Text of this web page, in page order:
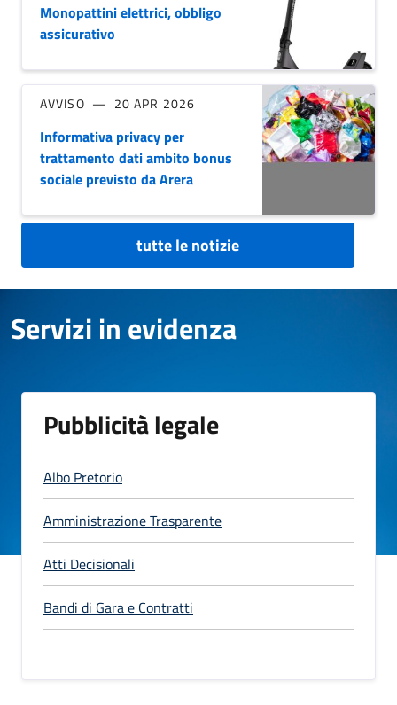
Monopattini elettrici, obbligo
assicurativo
AVVISO 20 APR 2026
Informativa privacy per
trattamento dati ambito bonus
sociale previsto da Arera
tutte le notizie
Servizi in evidenza
Pubblicità legale
Albo Pretorio
Amministrazione Trasparente
Atti Decisionali
Bandi di Gara e Contratti